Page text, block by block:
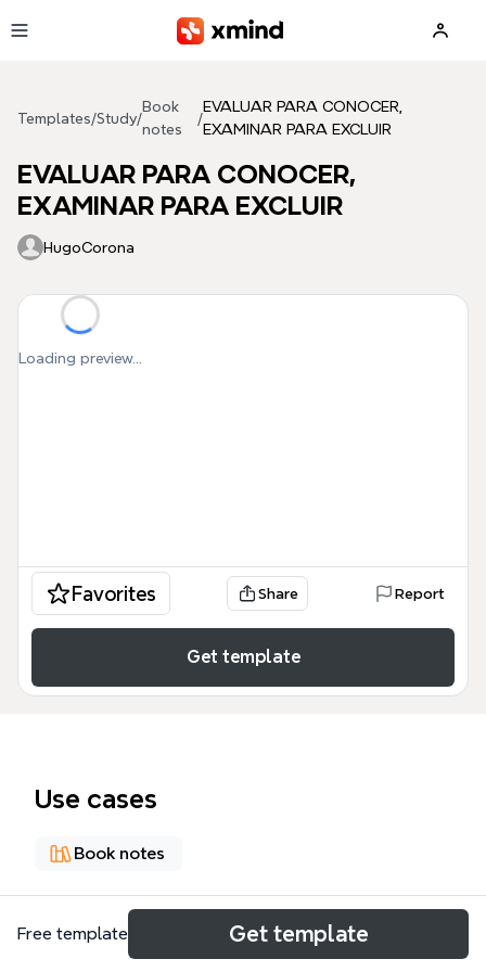
Templates/Study/
Book
notes
/
EVALUAR PARA CONOCER,
EXAMINAR PARA EXCLUIR
EVALUAR PARA CONOCER,
EXAMINAR PARA EXCLUIR
HugoCorona
Loading preview...
Favorites Share Report
Get template
Use cases
Book notes
About
Free template Get template